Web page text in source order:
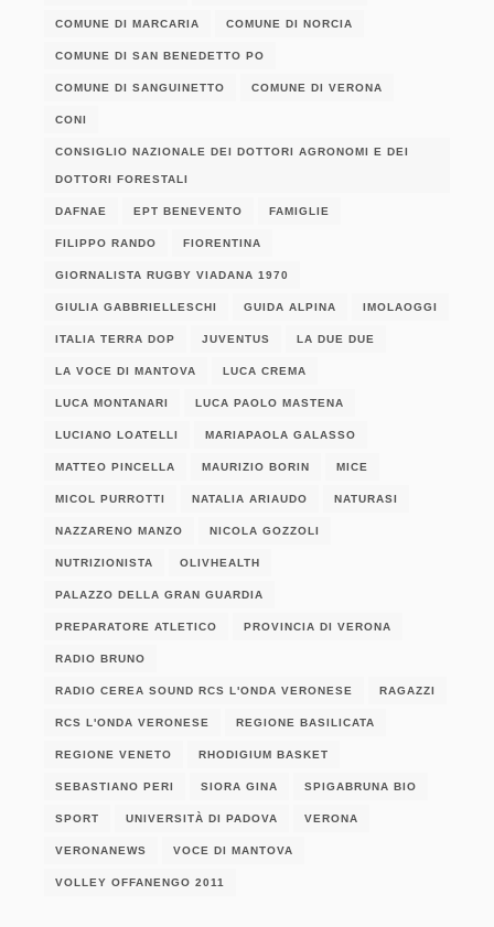
COMUNE DI MARCARIA COMUNE DI NORCIA
COMUNE DI SAN BENEDETTO PO
COMUNE DI SANGUINETTO COMUNE DI VERONA
CONI
CONSIGLIO NAZIONALE DEI DOTTORI AGRONOMI E DEI
DOTTORI FORESTALI
DAFNAE EPT BENEVENTO FAMIGLIE
FILIPPO RANDO FIORENTINA
GIORNALISTA RUGBY VIADANA 1970
GIULIA GABBRIELLESCHI GUIDA ALPINA IMOLAOGGI
ITALIA TERRA DOP JUVENTUS LA DUE DUE
LA VOCE DI MANTOVA LUCA CREMA
LUCA MONTANARI LUCA PAOLO MASTENA
LUCIANO LOATELLI MARIAPAOLA GALASSO
MATTEO PINCELLA MAURIZIO BORIN MICE
MICOL PURROTTI NATALIA ARIAUDO NATURASI
NAZZARENO MANZO NICOLA GOZZOLI
NUTRIZIONISTA OLIVHEALTH
PALAZZO DELLA GRAN GUARDIA
PREPARATORE ATLETICO PROVINCIA DI VERONA
RADIO BRUNO
RADIO CEREA SOUND RCS L'ONDA VERONESE RAGAZZI
RCS L'ONDA VERONESE REGIONE BASILICATA
REGIONE VENETO RHODIGIUM BASKET
SEBASTIANO PERI SIORA GINA SPIGABRUNA BIO
SPORT UNIVERSITÀ DI PADOVA VERONA
VERONANEWS VOCE DI MANTOVA
VOLLEY OFFANENGO 2011